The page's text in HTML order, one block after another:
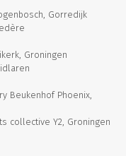
Gorredijk
Groningen
Beukenhof Phoenix,
collective Y2, Groningen